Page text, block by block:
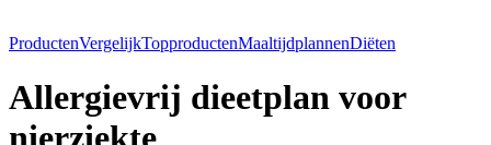
ProductenVergelijkTopproductenMaaltijdplannenDiëten
Allergievrij dieetplan voor